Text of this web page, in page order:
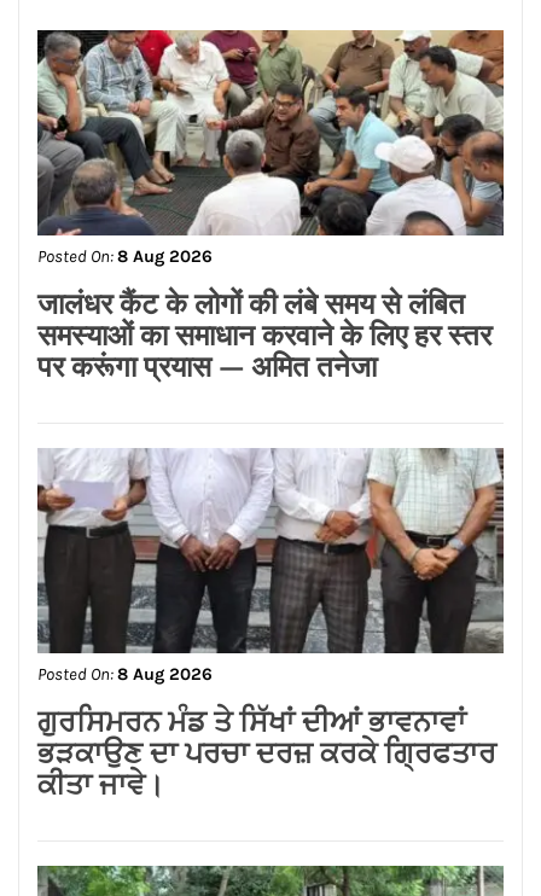
Posted On: 8 Aug 2026
ਗੁਰਸਿਮਰਨ ਮੰਡ ਤੇ ਸਿੱਖਾਂ ਦੀਆਂ ਭਾਵਨਾਵਾਂ
ਭੜਕਾਉਣ ਦਾ ਪਰਚਾ ਦਰਜ਼ ਕਰਕੇ ਗ੍ਰਿਫਤਾਰ
ਕੀਤਾ ਜਾਵੇ।
Posted On: 8 Aug 2026
ਨਿਤਿਨ ਕੋਹਲੀ ਨੇ ਪੁਲਿਸ ਲਾਈਨ ਵਿੱਚ 95 ਲੱਖ
ਰੁਪਏ ਦੇ ਸੜਕ ਨਿਰਮਾਣ ਕਾਰਜਾਂ ਦਾ
ਉਦਘਾਟਨ ਕੀਤਾ